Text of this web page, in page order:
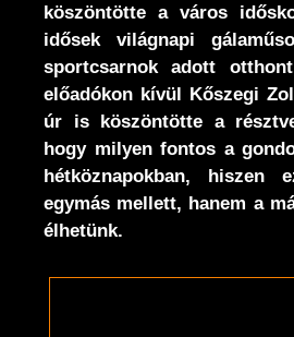
köszöntötte a város
idősek világnapi
sportcsarnok adott
előadókon kívül Kőszegi
úr is köszöntötte a
hogy milyen fontos a
hétköznapokban, hiszen
egymás mellett, hanem a
élhetünk.